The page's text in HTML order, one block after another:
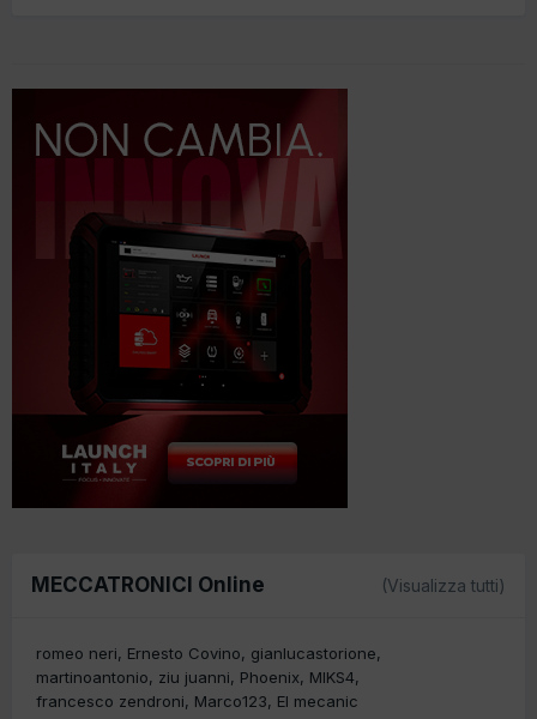
MECCATRONICI Online (Visualizza tutti)
romeo neri Ernesto Covino
gianlucastorione
martinoantonio
ziu juanni Phoenix
MIKS4
francesco zendroni
Marco123 El mecanic